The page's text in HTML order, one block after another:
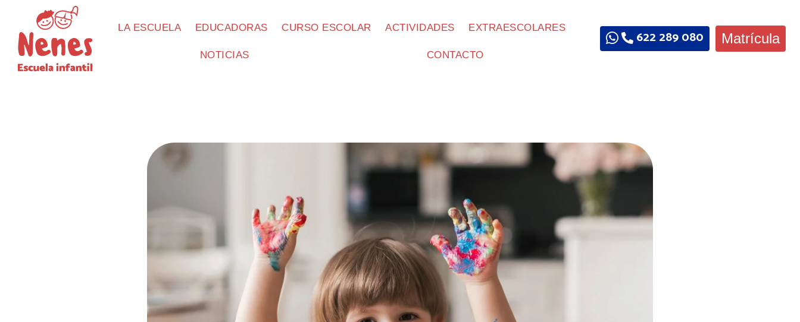
LA ESCUELA EDUCADORAS CURSO ESCOLAR ACTIVIDADES EXTRAESCOLARES
NOTICIAS CONTACTO
622 289 080 Matrícula